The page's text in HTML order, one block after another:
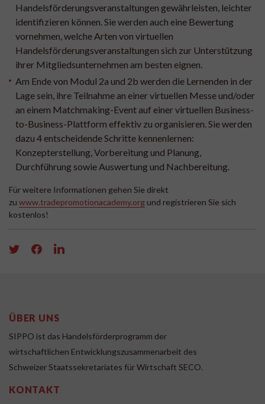
Handelsförderungsveranstaltungen gewährleisten, leichter
identifizieren können. Sie werden auch eine Bewertung
vornehmen, welche Arten von virtuellen
Handelsförderungsveranstaltungen sich zur Unterstützung
ihrer Mitgliedsunternehmen am besten eignen.
Am Ende von Modul 2a und 2b werden die Lernenden in der
Lage sein, ihre Teilnahme an einer virtuellen Messe und/oder
an einem Matchmaking-Event auf einer virtuellen Business-
to-Business-Plattform effektiv zu organisieren. Sie werden
dazu 4 entscheidende Schritte kennenlernen:
Konzepterstellung, Vorbereitung und Planung,
Durchführung sowie Auswertung und Nachbereitung.
Für weitere Informationen gehen Sie direkt
zu www.tradepromotionacademy.org und registrieren Sie sich
kostenlos!
ÜBER UNS
SIPPO ist das Handelsförderprogramm der
wirtschaftlichen Entwicklungszusammenarbeit des
Schweizer Staatssekretariates für Wirtschaft SECO.
KONTAKT